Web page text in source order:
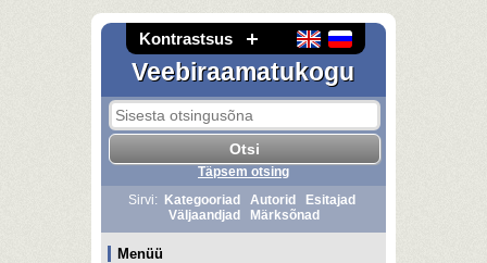
Kontrastsus
Veebiraamatukogu
Täpsem otsing
Sirvi:
Kategooriad Autorid
Esitajad
Väljaandjad
Märksõnad
Menüü